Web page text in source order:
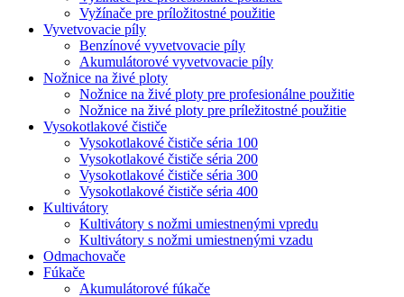
Vyžínače pre príložitostné použitie
Vyvetvovacie píly
Benzínové vyvetvovacie píly
Akumulátorové vyvetvovacie píly
Nožnice na živé ploty
Nožnice na živé ploty pre profesionálne použitie
Nožnice na živé ploty pre príležitostné použitie
Vysokotlakové čističe
Vysokotlakové čističe séria 100
Vysokotlakové čističe séria 200
Vysokotlakové čističe séria 300
Vysokotlakové čističe séria 400
Kultivátory
Kultivátory s nožmi umiestnenými vpredu
Kultivátory s nožmi umiestnenými vzadu
Odmachovače
Fúkače
Akumulátorové fúkače